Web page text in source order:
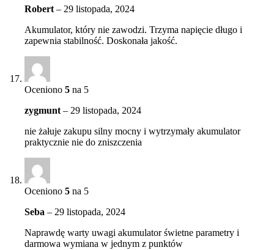
Robert – 29 listopada, 2024
Akumulator, który nie zawodzi. Trzyma napięcie długo i
zapewnia stabilność. Doskonała jakość.
Oceniono 5 na 5
zygmunt – 29 listopada, 2024
nie żałuje zakupu silny mocny i wytrzymały akumulator
praktycznie nie do zniszczenia
Oceniono 5 na 5
Seba – 29 listopada, 2024
Naprawdę warty uwagi akumulator świetne parametry i
darmowa wymiana w jednym z punktów